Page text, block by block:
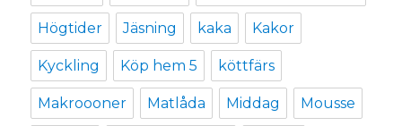
Högtider Jäsning kaka Kakor
Kyckling Köp hem 5 köttfärs
Makroooner Matlåda Middag Mousse